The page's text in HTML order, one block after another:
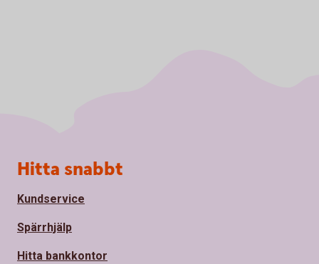
Sidfot
Hitta snabbt
Kundservice
Spärrhjälp
Hitta bankkontor